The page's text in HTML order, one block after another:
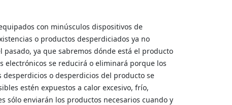
con minúsculos dispositivos de
o productos desperdiciados ya no
ya que sabremos dónde está el producto
electrónicos se reducirá o eliminará porque los
o desperdicios del producto se
estén expuestos a calor excesivo, frío,
sólo enviarán los productos necesarios cuando y